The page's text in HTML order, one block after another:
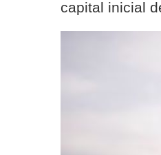
capital inicial